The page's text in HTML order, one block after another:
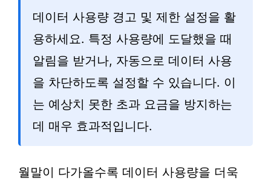
데이터 사용량 경고 및 제한 설정을 활
용하세요. 특정 사용량에 도달했을 때
알림을 받거나, 자동으로 데이터 사용
을 차단하도록 설정할 수 있습니다. 이
는 예상치 못한 초과 요금을 방지하는
데 매우 효과적입니다.
월말이 다가올수록 데이터 사용량을 더욱